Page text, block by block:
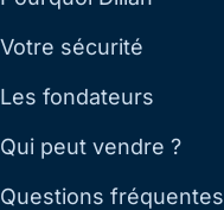
Votre sécurité
Les fondateurs
Qui peut vendre ?
Questions fréquentes